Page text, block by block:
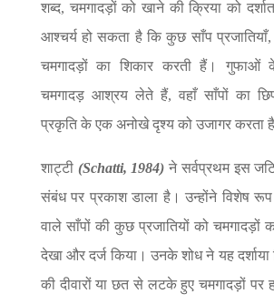
शब्द, चमगादड़ों को खाने की क्रिया को
आश्चर्य हो सकता है कि कुछ साँप
चमगादड़ों का शिकार करती हैं। गुफाओं
चमगादड़ आश्रय लेते हैं, वहाँ साँपों का
प्रकृति के एक अनोखे दृश्य को उजागर करता
शाट्टी (Schatti, 1984) ने सर्वप्रथम इस
संबंध पर प्रकाश डाला है। उन्होंने विशेष
वाले साँपों की कुछ प्रजातियों को चमगादड़ों
देखा और दर्ज किया। उनके शोध ने यह
की दीवारों या छत से लटके हुए चमगादड़ों